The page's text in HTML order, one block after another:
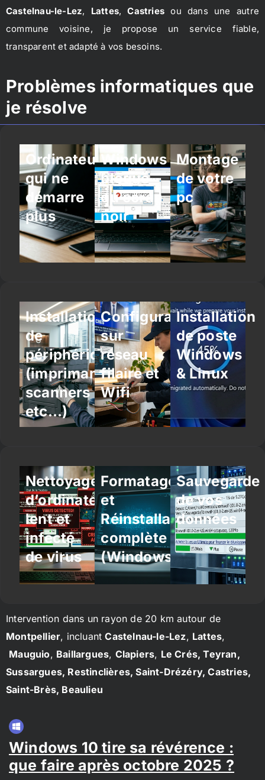
Castelnau-le-Lez, Lattes,Castries ou dans une autre
commune voisine, je propose un service fiable,
transparent et adapté à vos besoins.
Problèmes informatiques que
je résolve
Ordinateur
qui ne
démarre
plus
Windows
bloqué
ou écran
noir
Montage
de votre
pc
Installation
de
périphériques
(imprimantes,
scanners
etc…)
Configuration
sur
réseau
filaire et
Wifi
Installation
de poste
Windows
& Linux
Nettoyage
d’ordinateur
lent et
infecté
de virus
Formatage
et
Réinstallation
complète
(Windows/Linux)
Sauvegarde
de vos
données
Intervention dans un rayon de 20 km autour de
Montpellier, incluantCastelnau-le-Lez, Lattes,
Mauguio, Baillargues, Clapiers, Le Crés, Teyran,
Sussargues, Restinclières, Saint-Drézéry, Castries,
Saint-Brès, Beaulieu
Windows 10 tire sa révérence :
que faire après octobre 2025 ?